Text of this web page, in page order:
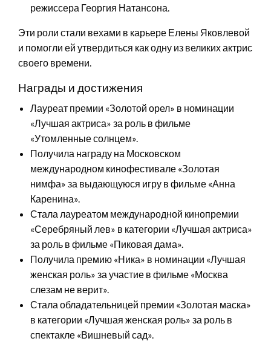
режиссера Георгия Натансона.
Эти роли стали вехами в карьере Елены Яковлевой
и помогли ей утвердиться как одну из великих актрис
своего времени.
Награды и достижения
Лауреат премии «Золотой орел» в номинации
«Лучшая актриса» за роль в фильме
«Утомленные солнцем».
Получила награду на Московском
международном кинофестивале «Золотая
нимфа» за выдающуюся игру в фильме «Анна
Каренина».
Стала лауреатом международной кинопремии
«Серебряный лев» в категории «Лучшая актриса»
за роль в фильме «Пиковая дама».
Получила премию «Ника» в номинации «Лучшая
женская роль» за участие в фильме «Москва
слезам не верит».
Стала обладательницей премии «Золотая маска»
в категории «Лучшая женская роль» за роль в
спектакле «Вишневый сад».